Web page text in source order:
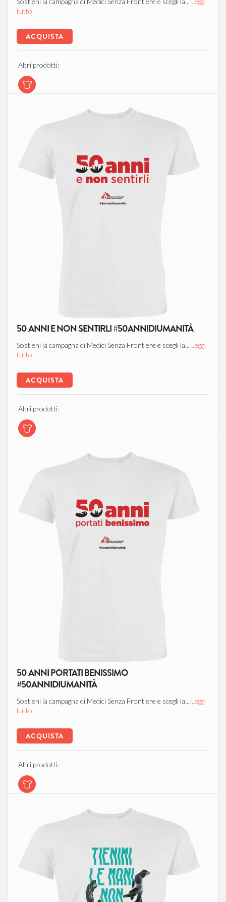
tutto
ACQUISTA
Altri prodotti:
50 ANNI E NON SENTIRLI #50ANNIDIUMANITÀ
Sostieni la campagna di Medici Senza Frontiere e scegli la... Leggi
tutto
ACQUISTA
Altri prodotti:
50 ANNI PORTATI BENISSIMO
#50ANNIDIUMANITÀ
Sostieni la campagna di Medici Senza Frontiere e scegli la... Leggi
tutto
ACQUISTA
Altri prodotti: